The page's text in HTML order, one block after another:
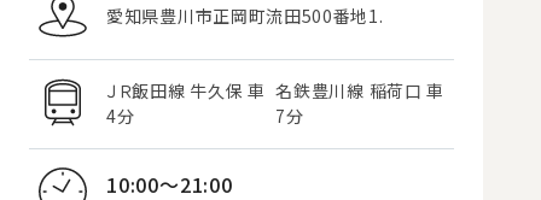
愛知県豊川市正岡町流田500番地1.
ＪＲ飯田線 牛久保 車
4分
名鉄豊川線 稲荷口 車
7分
10:00～21:00